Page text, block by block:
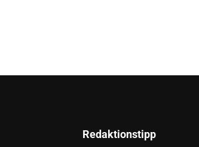
Redaktionstipp